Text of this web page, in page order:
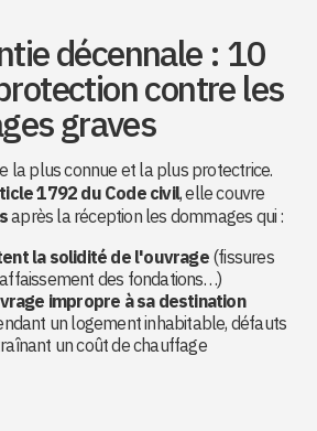
décennale : 10
contre les
graves
la plus connue et la plus protectrice.
1792 du Code civil, elle couvre
après la réception les dommages qui :
la solidité de l'ouvrage(fissures
des fondations…)
impropre à sa destination
un logement inhabitable, défauts
un coût de chauffage